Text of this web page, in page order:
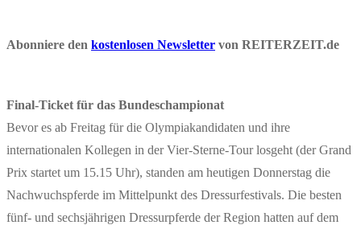
Abonniere den kostenlosen Newsletter von REITERZEIT.de
Final-Ticket für das Bundeschampionat
Bevor es ab Freitag für die Olympiakandidaten und ihre
internationalen Kollegen in der Vier-Sterne-Tour losgeht (der Grand
Prix startet um 15.15 Uhr), standen am heutigen Donnerstag die
Nachwuchspferde im Mittelpunkt des Dressurfestivals. Die besten
fünf- und sechsjährigen Dressurpferde der Region hatten auf dem